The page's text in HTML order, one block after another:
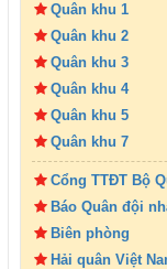
Quân khu 1
Quân khu 2
Quân khu 3
Quân khu 4
Quân khu 5
Quân khu 7
Cổng TTĐT Bộ
Báo Quân đội
Biên phòng
Hải quân Việt